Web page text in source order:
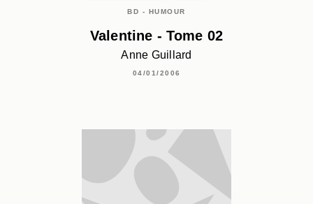
BD - HUMOUR
Valentine - Tome 02
Anne Guillard
04/01/2006